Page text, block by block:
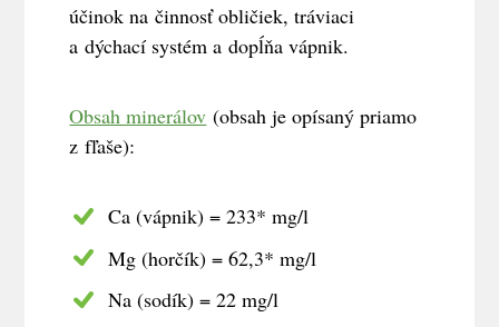
účinok na činnosť obličiek, tráviaci
a dýchací systém a dopĺňa vápnik.
Obsah minerálov (obsah je opísaný priamo
z fľaše):
Ca (vápnik) = 233* mg/l
Mg (horčík) = 62,3* mg/l
Na (sodík) = 22 mg/l